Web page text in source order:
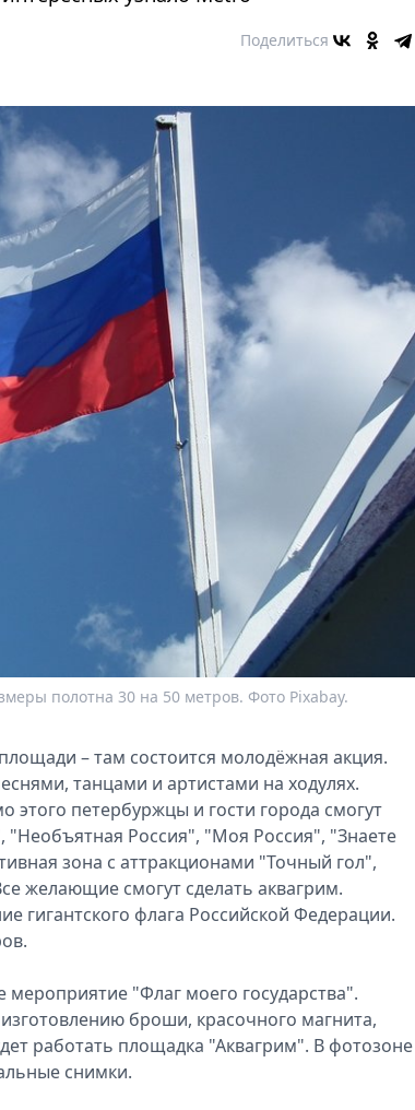
Поделиться
полотна 30 на 50 метров. Фото Pixabay.
– там состоится молодёжная акция.
танцами и артистами на ходулях.
петербуржцы и гости города смогут
"Необъятная Россия", "Моя Россия", "Знаете
зона с аттракционами "Точный гол",
желающие смогут сделать аквагрим.
гигантского флага Российской Федерации.
мероприятие "Флаг моего государства".
броши, красочного магнита,
работать площадка "Аквагрим". В фотозоне
снимки.